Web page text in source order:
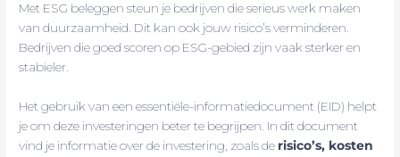
Met ESG beleggen steun je bedrijven die serieus werk maken
van duurzaamheid. Dit kan ook jouw risico’s verminderen.
Bedrijven die goed scoren op ESG-gebied zijn vaak sterker en
stabieler.
Het gebruik van een essentiële-informatiedocument (EID) helpt
je om deze investeringen beter te begrijpen. In dit document
vind je informatie over de investering, zoals de risico’s, kosten